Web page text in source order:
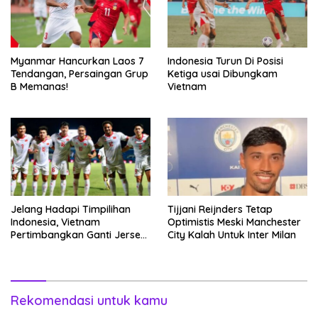
Myanmar Hancurkan Laos 7
Tendangan, Persaingan Grup
B Memanas!
Indonesia Turun Di Posisi
Ketiga usai Dibungkam
Vietnam
Jelang Hadapi Timpilihan
Indonesia, Vietnam
Pertimbangkan Ganti Jersey
Tijjani Reijnders Tetap
Optimistis Meski Manchester
City Kalah Untuk Inter Milan
Rekomendasi untuk kamu